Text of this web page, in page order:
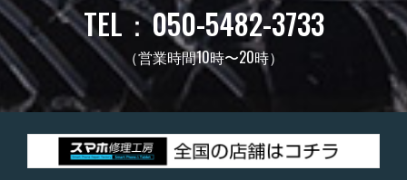
TEL：050-5482-3733
（営業時間10時〜20時）